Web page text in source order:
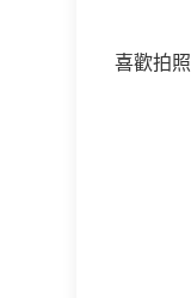
喜歡拍